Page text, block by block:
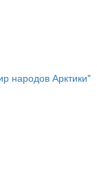
народов Арктики"